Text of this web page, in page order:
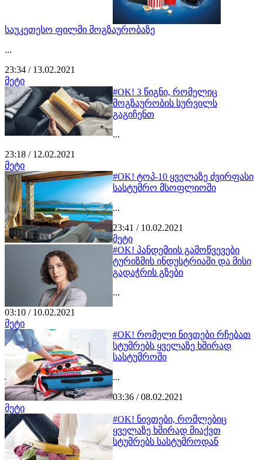
საუკეთესო ფილმი მოგზაურობაზე
...
23:34 / 13.02.2021
მეტი
#OK! 3 წიგნი, რომელიც
მოგზაურობის სურვილს
გაგიჩენთ
...
23:18 / 12.02.2021
მეტი
#OK! ტოპ-10 ყველაზე ძვირფასი
სასტუმრო მსოფლიოში
...
23:41 / 10.02.2021
მეტი
#OK! პანდემიის გამოწვევები
ტურიზმის ინდუსტრიაში და მისი
გადაჭრის გზები
...
03:10 / 10.02.2021
მეტი
#OK! რომელი ნივთები რჩებათ
სტუმრებს ყველაზე ხშირად
სასტუმროში
...
03:36 / 08.02.2021
მეტი
#OK! ნივთები, რომლებიც
ყველაზე ხშირად მიაქვთ
სტუმრებს სასტუმროდან